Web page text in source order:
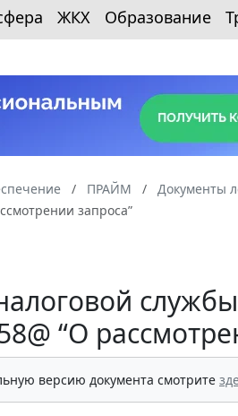
ЖКХ Образование
ПРАЙМ Документы
запроса”
службы
“О
версию документа смотрите